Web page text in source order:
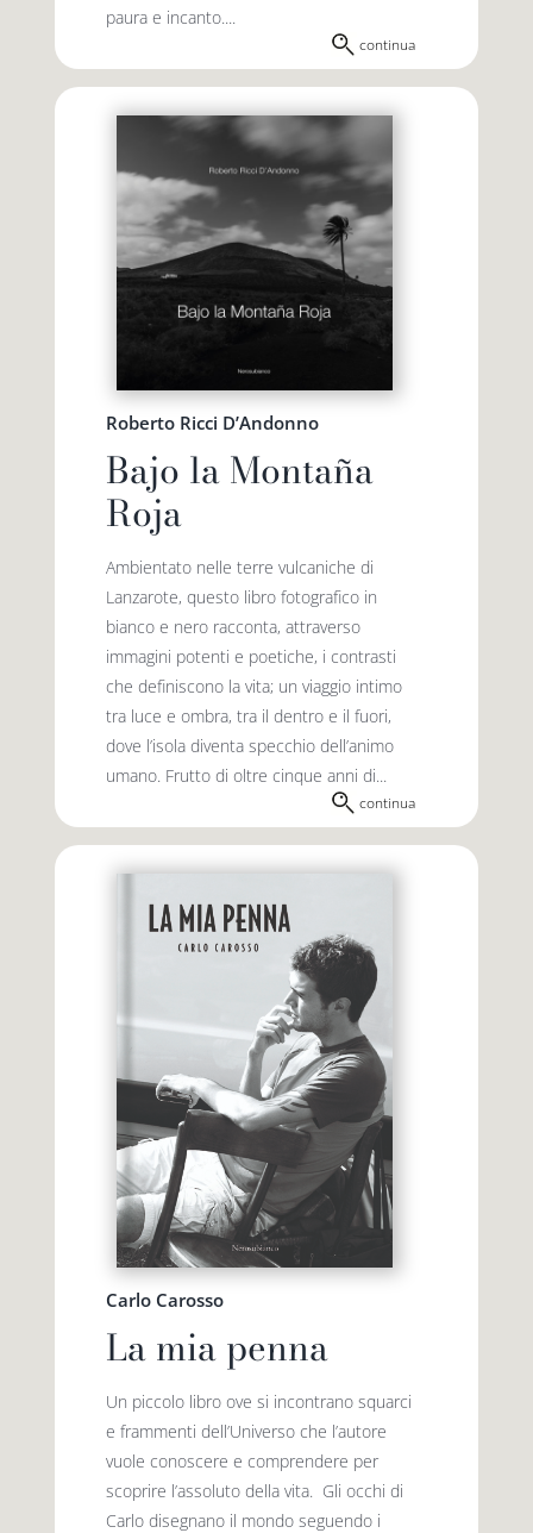
paura e incanto....
continua
Roberto Ricci D’Andonno
Bajo la Montaña
Roja
Ambientato nelle terre vulcaniche di
Lanzarote, questo libro fotografico in
bianco e nero racconta, attraverso
immagini potenti e poetiche, i contrasti
che definiscono la vita; un viaggio intimo
tra luce e ombra, tra il dentro e il fuori,
dove l’isola diventa specchio dell’animo
umano. Frutto di oltre cinque anni di...
continua
Carlo Carosso
La mia penna
Un piccolo libro ove si incontrano squarci
e frammenti dell’Universo che l’autore
vuole conoscere e comprendere per
scoprire l’assoluto della vita. Gli occhi di
Carlo disegnano il mondo seguendo i